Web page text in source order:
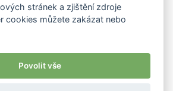
stránek a zjištění zdroje
cookies můžete zakázat nebo
Povolit vše